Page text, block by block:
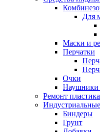
Для
Маски и
Перчатки
Очки
Наушники
Ремонт пластика
Биндеры
Грунт